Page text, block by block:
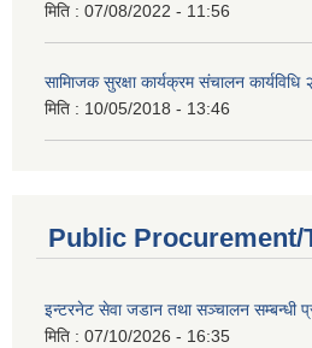
मिति : 07/08/2022 - 11:56
सामािजक सुरक्षा कार्यक्रम संचालन कार्यविधि
मिति : 10/05/2018 - 13:46
Public Procurement/
इन्टरनेट सेवा जडान तथा सञ्चालन सम्बन्धी
मिति : 07/10/2026 - 16:35